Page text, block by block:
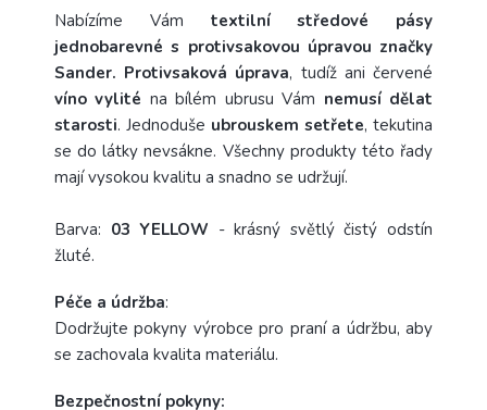
Nabízíme Vám textilní středové pásy
jednobarevné s protivsakovou úpravou značky
Sander. Protivsaková úprava, tudíž ani červené
víno vylité na bílém ubrusu Vám nemusí dělat
starosti. Jednoduše ubrouskem setřete, tekutina
se do látky nevsákne. Všechny produkty této řady
mají vysokou kvalitu a snadno se udržují.
Barva: 03 YELLOW - krásný světlý čistý odstín
žluté.
Péče a údržba:
Dodržujte pokyny výrobce pro praní a údržbu, aby
se zachovala kvalita materiálu.
Bezpečnostní pokyny: